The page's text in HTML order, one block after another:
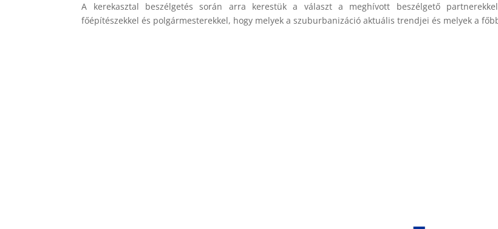
A kerekasztal beszélgetés során arra kerestük a választ a meghívott beszélgető
főépítészekkel és polgármesterekkel, hogy melyek a szuburbanizáció aktuális trendjei és melyek a